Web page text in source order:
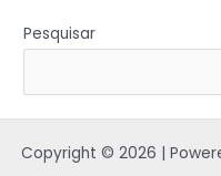
Pesquisar
Copyright © 2026 |